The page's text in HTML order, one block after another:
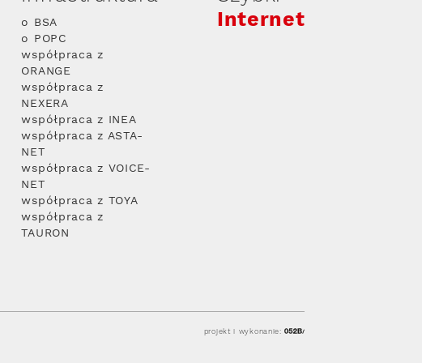
o BSA
o POPC
współpraca z
ORANGE
współpraca z
NEXERA
współpraca z INEA
współpraca z ASTA-
NET
współpraca z VOICE-
NET
współpraca z TOYA
współpraca z
TAURON
Internet
projekt i wykonanie: